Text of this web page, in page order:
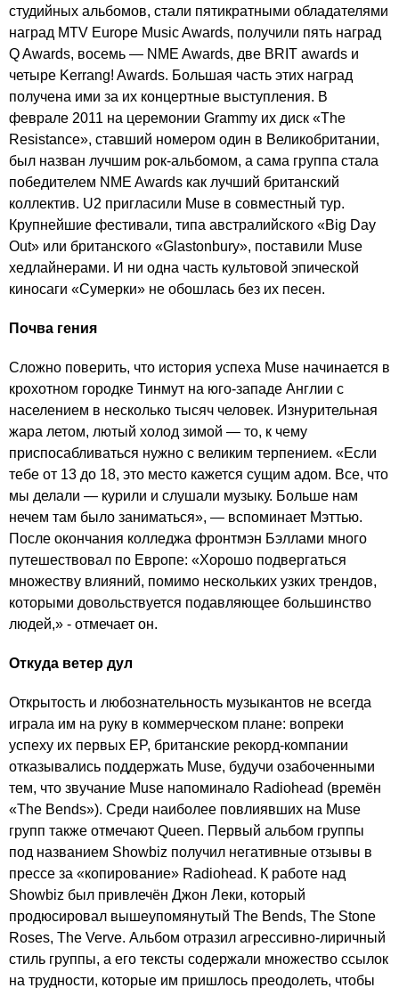
студийных альбомов, стали пятикратными обладателями
наград MTV Europe Music Awards, получили пять наград
Q Awards, восемь — NME Awards, две BRIT awards и
четыре Kerrang! Awards. Большая часть этих наград
получена ими за их концертные выступления. В
феврале 2011 на церемонии Grammy их диск «The
Resistance», ставший номером один в Великобритании,
был назван лучшим рок-альбомом, а сама группа стала
победителем NME Awards как лучший британский
коллектив. U2 пригласили Muse в совместный тур.
Крупнейшие фестивали, типа австралийского «Big Day
Out» или британского «Glastonbury», поставили Muse
хедлайнерами. И ни одна часть культовой эпической
киносаги «Сумерки» не обошлась без их песен.
Почва гения
Сложно поверить, что история успеха Muse начинается в
крохотном городке Тинмут на юго-западе Англии с
населением в несколько тысяч человек. Изнурительная
жара летом, лютый холод зимой — то, к чему
приспосабливаться нужно с великим терпением. «Если
тебе от 13 до 18, это место кажется сущим адом. Все, что
мы делали — курили и слушали музыку. Больше нам
нечем там было заниматься», — вспоминает Мэттью.
После окончания колледжа фронтмэн Бэллами много
путешествовал по Европе: «Хорошо подвергаться
множеству влияний, помимо нескольких узких трендов,
которыми довольствуется подавляющее большинство
людей,» - отмечает он.
Откуда ветер дул
Открытость и любознательность музыкантов не всегда
играла им на руку в коммерческом плане: вопреки
успеху их первых EP, британские рекорд-компании
отказывались поддержать Muse, будучи озабоченными
тем, что звучание Muse напоминало Radiohead (времён
«The Bends»). Среди наиболее повлиявших на Muse
групп также отмечают Queen. Первый альбом группы
под названием Showbiz получил негативные отзывы в
прессе за «копирование» Radiohead. К работе над
Showbiz был привлечён Джон Леки, который
продюсировал вышеупомянутый The Bends, The Stone
Roses, The Verve. Альбом отразил агрессивно-лиричный
стиль группы, а его тексты содержали множество ссылок
на трудности, которые им пришлось преодолеть, чтобы